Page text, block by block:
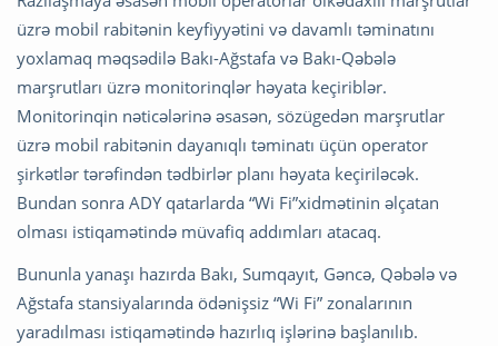
üzrə mobil rabitənin keyfiyyətini və davamlı təminatını
yoxlamaq məqsədilə Bakı-Ağstafa və Bakı-Qəbələ
marşrutları üzrə monitorinqlər həyata keçiriblər.
Monitorinqin nəticələrinə əsasən, sözügedən marşrutlar
üzrə mobil rabitənin dayanıqlı təminatı üçün operator
şirkətlər tərəfindən tədbirlər planı həyata keçiriləcək.
Bundan sonra ADY qatarlarda “Wi Fi”xidmətinin əlçatan
olması istiqamətində müvafiq addımları atacaq.
Bununla yanaşı hazırda Bakı, Sumqayıt, Gəncə, Qəbələ və
Ağstafa stansiyalarında ödənişsiz “Wi Fi” zonalarının
yaradılması istiqamətində hazırlıq işlərinə başlanılıb.